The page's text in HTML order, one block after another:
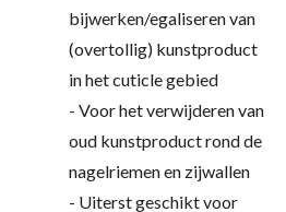
bijwerken/egaliseren van
(overtollig) kunstproduct
in het cuticle gebied
- Voor het verwijderen van
oud kunstproduct rond de
nagelriemen en zijwallen
- Uiterst geschikt voor